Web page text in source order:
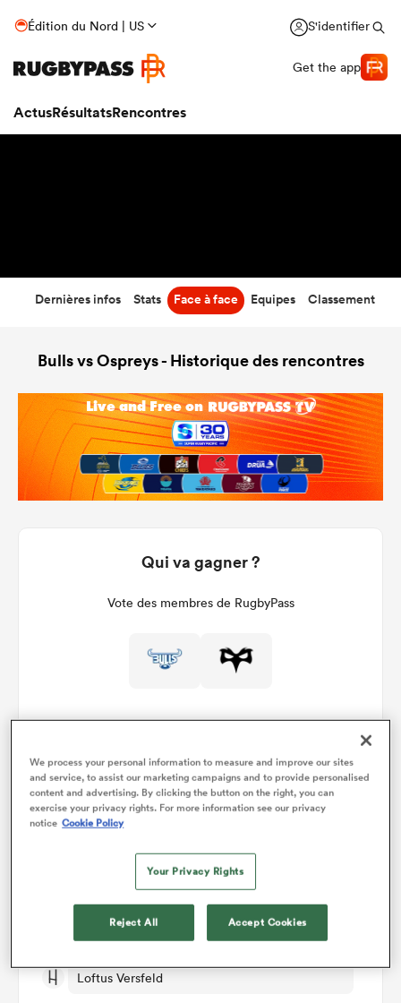
Édition du Nord | US S'identifier
Get the app
ActusRésultatsRencontres
Dernières infos Stats Face à face Equipes Classement
Bulls vs Ospreys - Historique des rencontres
Qui va gagner ?
Vote des membres de RugbyPass
Détails du match
Loftus Versfeld
We process your personal information to measure and improve our sites
and service, to assist our marketing campaigns and to provide personalised
content and advertising. By clicking the button on the right, you can
exercise your privacy rights. For more information see our privacy
notice Cookie Policy
Your Privacy Rights
Reject All Accept Cookies